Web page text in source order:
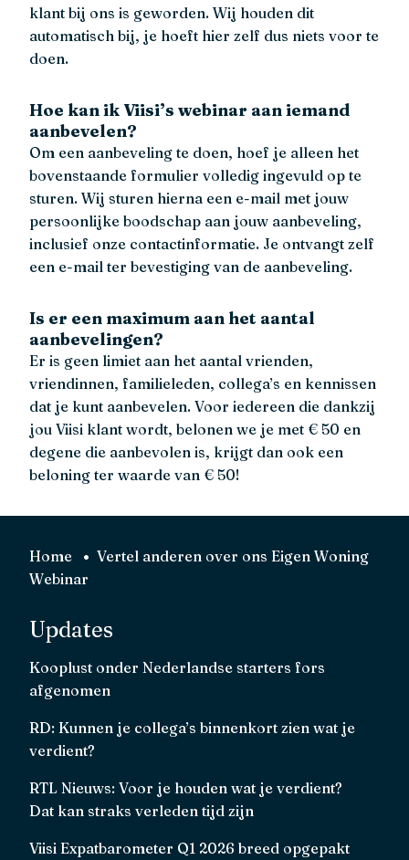
klant bij ons is geworden. Wij houden dit
automatisch bij, je hoeft hier zelf dus niets voor te
doen.
Hoe kan ik Viisi’s webinar aan iemand
aanbevelen?
Om een aanbeveling te doen, hoef je alleen het
bovenstaande formulier volledig ingevuld op te
sturen. Wij sturen hierna een e-mail met jouw
persoonlijke boodschap aan jouw aanbeveling,
inclusief onze contactinformatie. Je ontvangt zelf
een e-mail ter bevestiging van de aanbeveling.
Is er een maximum aan het aantal
aanbevelingen?
Er is geen limiet aan het aantal vrienden,
vriendinnen, familieleden, collega’s en kennissen
dat je kunt aanbevelen. Voor iedereen die dankzij
jou Viisi klant wordt, belonen we je met € 50 en
degene die aanbevolen is, krijgt dan ook een
beloning ter waarde van € 50!
Home
Vertel anderen over ons Eigen Woning
Webinar
Updates
Kooplust onder Nederlandse starters fors
afgenomen
RD: Kunnen je collega’s binnenkort zien wat je
verdient?
RTL Nieuws: Voor je houden wat je verdient?
Dat kan straks verleden tijd zijn
Viisi Expatbarometer Q1 2026 breed opgepakt